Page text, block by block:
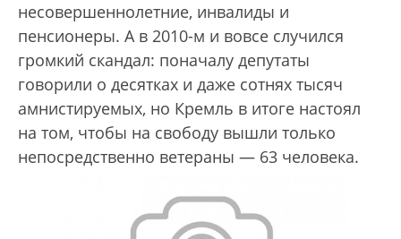
несовершеннолетние, инвалиды и
пенсионеры. А в 2010-м и вовсе случился
громкий скандал: поначалу депутаты
говорили о десятках и даже сотнях тысяч
амнистируемых, но Кремль в итоге настоял
на том, чтобы на свободу вышли только
непосредственно ветераны — 63 человека.